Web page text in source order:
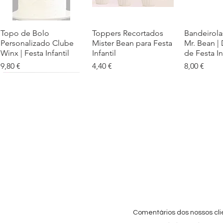
Visualização rápida
Topo de Bolo
Personalizado Clube
Winx | Festa Infantil
Preço
9,80 €
Visualização rápida
Toppers Recortados
Mister Bean para Festa
Infantil
Preço
4,40 €
Mr. Bean |
de Festa
Preço
8,00 €
Preço
4,40 €
Comentários dos nossos